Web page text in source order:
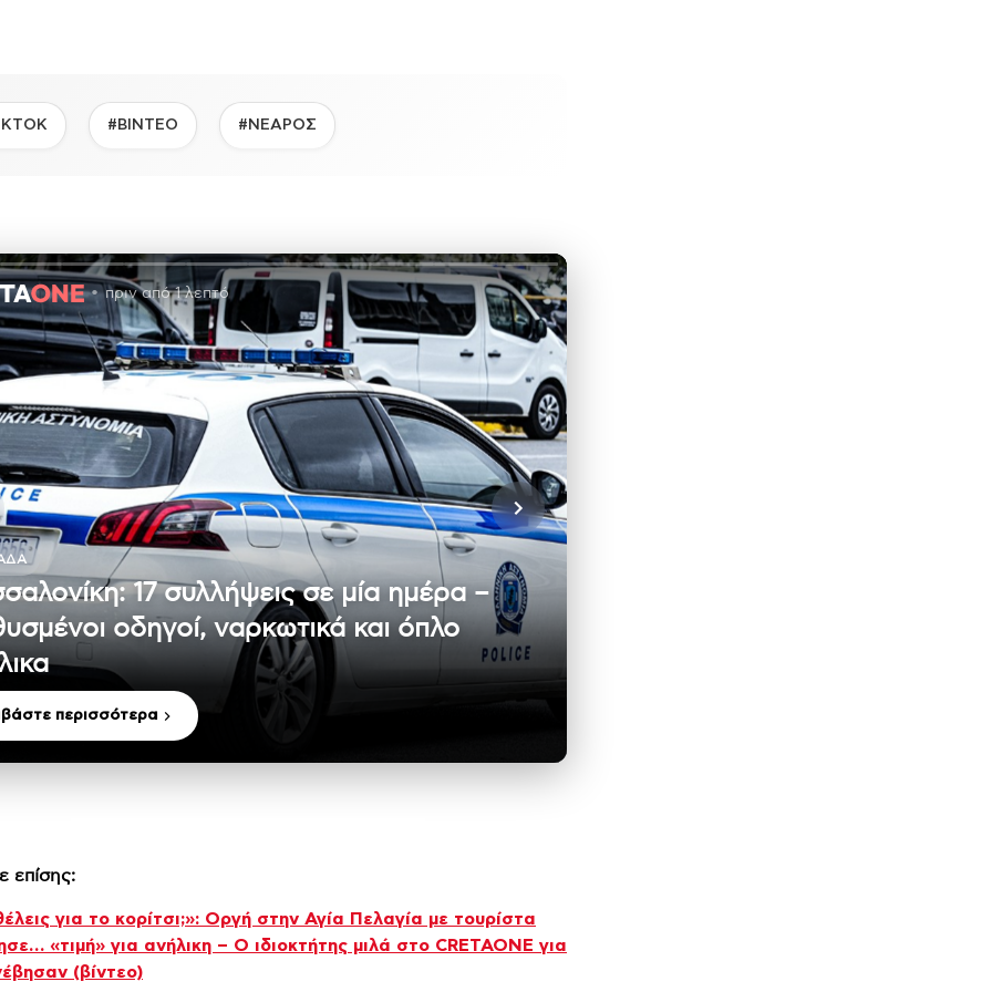
#ΒΙΝΤΕΟ #ΝΕΑΡΟΣ
πριν από 1 λεπτό
17 συλλήψεις σε μία ημέρα –
οδηγοί, ναρκωτικά και όπλο
περισσότερα
επίσης:
για το κορίτσι;»: Οργή στην Αγία Πελαγία με τουρίστα
«τιμή» για ανήλικη – Ο ιδιοκτήτης μιλά στο CRETAONE για
(βίντεο)